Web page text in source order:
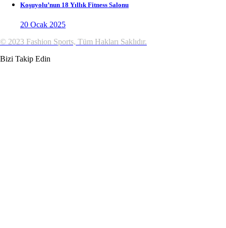
Koşuyolu’nun 18 Yıllık Fitness Salonu
20 Ocak 2025
© 2023 Fashion Sports, Tüm Hakları Saklıdır.
Bizi Takip Edin